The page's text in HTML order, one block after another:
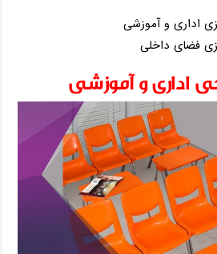
اداری و آموزشی
فضای داخلی
اداری و آموزشی